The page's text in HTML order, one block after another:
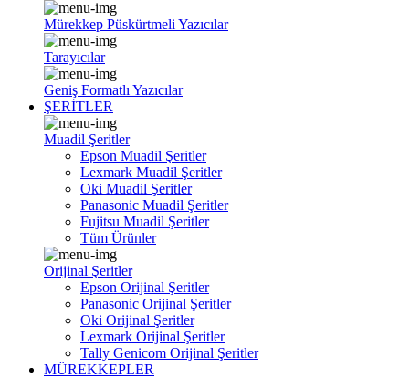
Mürekkep Püskürtmeli Yazıcılar
Tarayıcılar
Geniş Formatlı Yazıcılar
ŞERİTLER
Muadil Şeritler
Epson Muadil Şeritler
Lexmark Muadil Şeritler
Oki Muadil Şeritler
Panasonic Muadil Şeritler
Fujitsu Muadil Şeritler
Tüm Ürünler
Orijinal Şeritler
Epson Orijinal Şeritler
Panasonic Orijinal Şeritler
Oki Orijinal Şeritler
Lexmark Orijinal Şeritler
Tally Genicom Orijinal Şeritler
MÜREKKEPLER